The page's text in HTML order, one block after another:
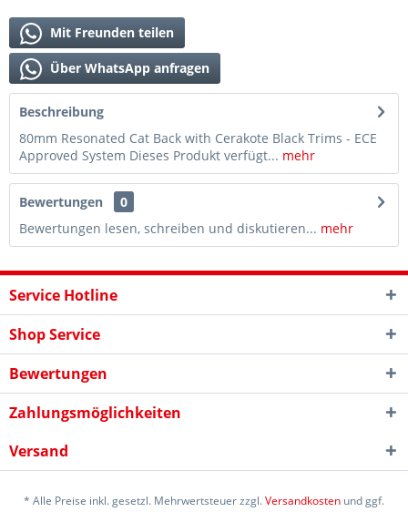
Mit Freunden teilen
Über WhatsApp anfragen
Beschreibung
80mm Resonated Cat Back with Cerakote Black Trims - ECE
Approved System Dieses Produkt verfügt... mehr
Bewertungen
0
Bewertungen lesen, schreiben und diskutieren... mehr
Service Hotline
Shop Service
Bewertungen
Zahlungsmöglichkeiten
Versand
* Alle Preise inkl. gesetzl. Mehrwertsteuer zzgl.Versandkosten und ggf.